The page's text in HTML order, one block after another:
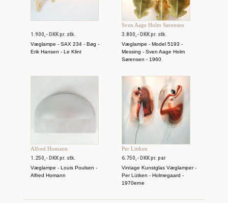
1.900,- DKK pr. stk.
Væglampe - SAX 234 - Bøg -
Erik Hansen - Le Klint
Sven Aage Holm Sørensen
3.800,- DKK pr. stk.
Væglampe - Model 5193 -
Messing - Sven Aage Holm
Sørensen - 1960
Alfred Homann
1.250,- DKK pr. stk.
Væglampe - Louis Poulsen -
Alfred Homann
Per Lütken
6.750,- DKK pr. par
Vintage Kunstglas Væglamper -
Per Lütken - Holmegaard -
1970erne